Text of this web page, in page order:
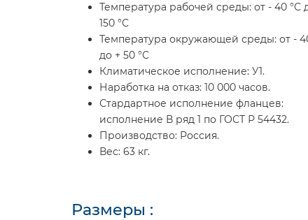
Температура рабочей среды: от - 40 °С
150 °С
Температура окружающей среды: от -
до + 50 °С
Климатическое исполнение: У1.
Наработка на отказ: 10 000 часов.
Стардартное исполнение фланцев:
исполнение В ряд 1 по ГОСТ Р 54432.
Производство: Россия.
Вес: 63 кг.
Размеры :